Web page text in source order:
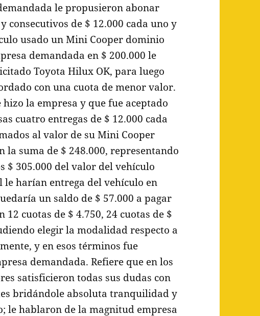
le propusieron abonar
consecutivos de $ 12.000 cada uno y
usado un Mini Cooper dominio
demandada en $ 200.000 le
Toyota Hilux OK, para luego
con una cuota de menor valor.
la empresa y que fue aceptado
cuatro entregas de $ 12.000 cada
al valor de su Mini Cooper
la suma de $ 248.000, representando
$ 305.000 del valor del vehículo
harían entrega del vehículo en
un saldo de $ 57.000 a pagar
cuotas de $ 4.750, 24 cuotas de $
elegir la modalidad respecto a
y en esos términos fue
demandada. Refiere que en los
satisficieron todas sus dudas con
bridándole absoluta tranquilidad y
le hablaron de la magnitud empresa